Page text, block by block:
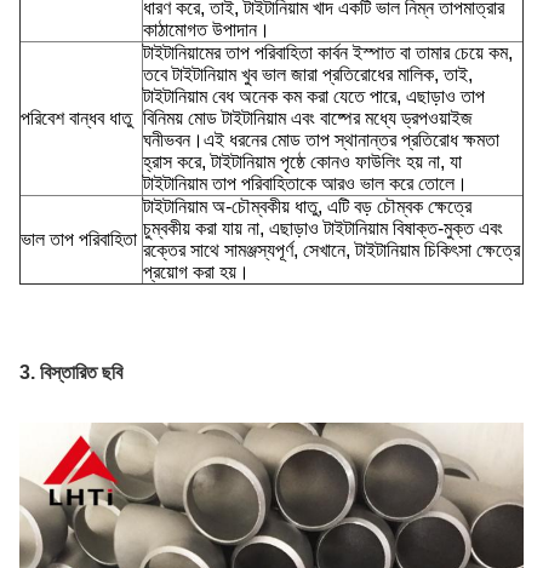
ধারণ করে, তাই, টাইটানিয়াম খাদ একটি ভাল নিম্ন তাপমাত্রার
কাঠামোগত উপাদান।
পরিবেশ বান্ধব ধাতু
টাইটানিয়ামের তাপ পরিবাহিতা কার্বন ইস্পাত বা তামার চেয়ে কম,
তবে টাইটানিয়াম খুব ভাল জারা প্রতিরোধের মালিক, তাই,
টাইটানিয়াম বেধ অনেক কম করা যেতে পারে, এছাড়াও তাপ
বিনিময় মোড টাইটানিয়াম এবং বাষ্পের মধ্যে ড্রপওয়াইজ
ঘনীভবন।এই ধরনের মোড তাপ স্থানান্তর প্রতিরোধ ক্ষমতা
হ্রাস করে, টাইটানিয়াম পৃষ্ঠে কোনও ফাউলিং হয় না, যা
টাইটানিয়াম তাপ পরিবাহিতাকে আরও ভাল করে তোলে।
ভাল তাপ পরিবাহিতা
টাইটানিয়াম অ-চৌম্বকীয় ধাতু, এটি বড় চৌম্বক ক্ষেত্রে
চুম্বকীয় করা যায় না, এছাড়াও টাইটানিয়াম বিষাক্ত-মুক্ত এবং
রক্তের সাথে সামঞ্জস্যপূর্ণ, সেখানে, টাইটানিয়াম চিকিৎসা ক্ষেত্রে
প্রয়োগ করা হয়।
3. বিস্তারিত ছবি